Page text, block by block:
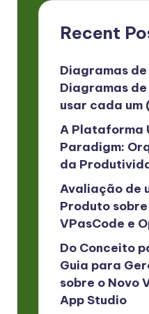
Recent
Diagramas de
Diagramas
usar cada um
A Plataforma
Paradigm:
da
Avaliação de
Produto
VPasCode e
Do Conceito
Guia para
sobre o Novo
App Studio